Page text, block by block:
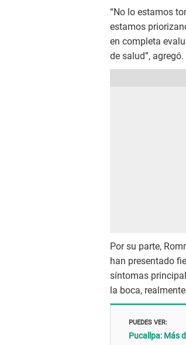
“No lo estamos
estamos
en completa
de salud”, agregó.
Por su parte,
han presentado
síntomas
la boca,
PUEDES VER:
Pucallpa: Más